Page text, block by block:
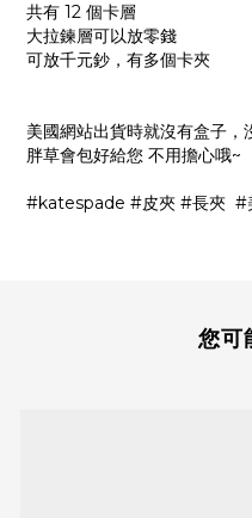
共有 12 個卡層
大拉鍊層可以放零錢
可放千元鈔，有多個卡夾
美國網站出貨時就沒有盒子
胖草會包好給您 不用擔心哦~
#katespade #皮夾 #長夾 #
您可